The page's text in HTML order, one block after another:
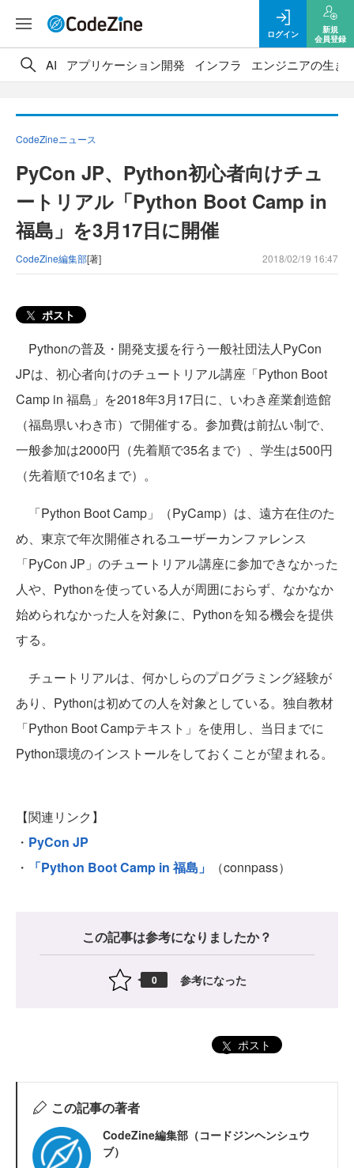
ログイン
新規
会員登録
AI アプリケーション開発 インフラ エンジニアの生き
CodeZineニュース
PyCon JP、Python初心者向けチュ
ートリアル「Python Boot Camp in
福島」を3月17日に開催
CodeZine編集部[著] 2018/02/19 16:47
ポスト
Pythonの普及・開発支援を行う一般社団法人PyCon
JPは、初心者向けのチュートリアル講座「Python Boot
Camp in 福島」を2018年3月17日に、いわき産業創造館
（福島県いわき市）で開催する。参加費は前払い制で、
一般参加は2000円（先着順で35名まで）、学生は500円
（先着順で10名まで）。
「Python Boot Camp」（PyCamp）は、遠方在住のた
め、東京で年次開催されるユーザーカンファレンス
「PyCon JP」のチュートリアル講座に参加できなかった
人や、Pythonを使っている人が周囲におらず、なかなか
始められなかった人を対象に、Pythonを知る機会を提供
する。
チュートリアルは、何かしらのプログラミング経験が
あり、Pythonは初めての人を対象としている。独自教材
「Python Boot Campテキスト」を使用し、当日までに
Python環境のインストールをしておくことが望まれる。
【関連リンク】
・ PyCon JP
・
「Python Boot Camp in 福島」 （connpass）
この記事は参考になりましたか？
0 参考になった
ポスト
この記事の著者
CodeZine編集部（コードジンヘンシュウ
ブ）